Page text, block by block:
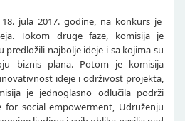
jula 2017. godine, na konkurs je
Tokom druge faze, komisija je
predložili najbolje ideje i sa kojima su
biznis plana. Potom je komisija
ideje i održivost projekta,
je jednoglasno odlučila podrži
for social empowerment, Udruženju